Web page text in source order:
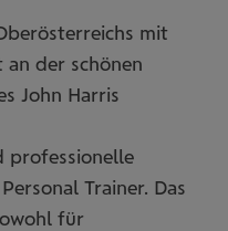
mit
der schönen
John Harris
professionelle
Trainer. Das
für